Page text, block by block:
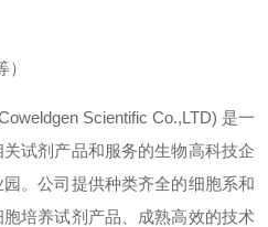
Scientific Co.,LTD) 是一
试剂产品和服务的生物高科技企
。公司提供种类齐全的细胞系和
培养试剂产品、成熟高效的技术